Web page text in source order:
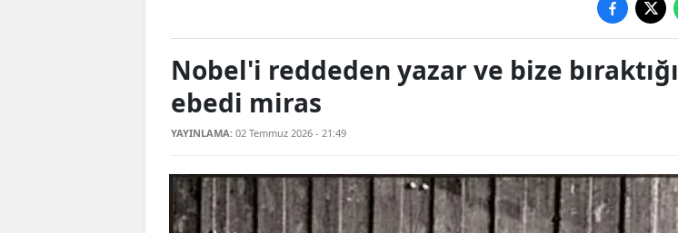
Nobel'i reddeden yazar ve bize bıraktığı
ebedi miras
YAYINLAMA: 02 Temmuz 2026 - 21:49